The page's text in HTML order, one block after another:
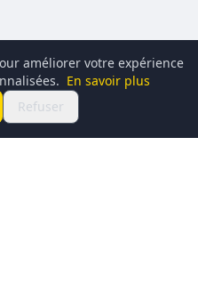
améliorer votre expérience
En savoir plus
Refuser